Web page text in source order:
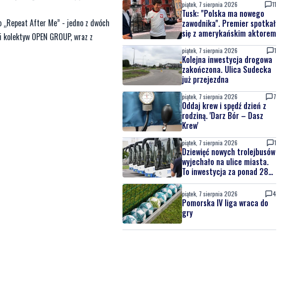
After Me” - jedno z dwóch
OPEN GROUP, wraz z
piątek, 7 sierpnia 2026 11
Tusk: "Polska ma nowego
zawodnika". Premier spotkał
się z amerykańskim aktorem
piątek, 7 sierpnia 2026 1
Kolejna inwestycja drogowa
zakończona. Ulica Sudecka
już przejezdna
piątek, 7 sierpnia 2026 7
Oddaj krew i spędź dzień z
rodziną. 'Darz Bór – Dasz
Krew'
piątek, 7 sierpnia 2026 1
Dziewięć nowych trolejbusów
wyjechało na ulice miasta.
To inwestycja za ponad 28
mln zł
piątek, 7 sierpnia 2026 4
Pomorska IV liga wraca do
gry